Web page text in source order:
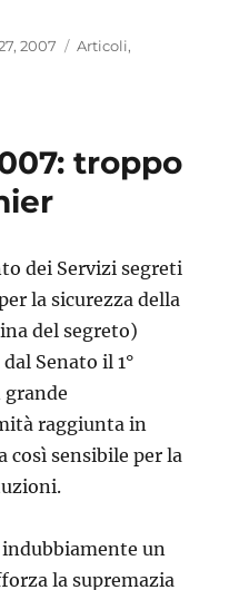
2007 Categorie
Articoli,
troppo
dei Servizi segreti
la sicurezza della
del segreto)
Senato il 1°
grande
raggiunta in
così sensibile per la
un
la supremazia